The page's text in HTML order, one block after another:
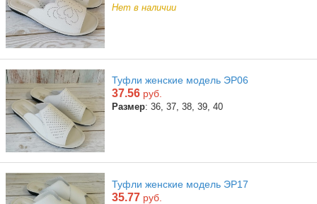
Нет в наличии
Туфли женские модель ЭР06
37.56 руб.
Размер: 36, 37, 38, 39, 40
Туфли женские модель ЭР17
35.77 руб.